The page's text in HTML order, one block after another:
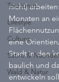
Tourismus
Lifestyle
Culture
Satire &
Wald & Natur
nicht)
Monaten an
eine
Stadt in den
baulich und
entwickeln